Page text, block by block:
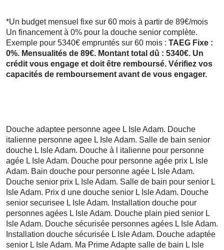
*Un budget mensuel fixe sur 60 mois à partir de 89€/mois
Un financement à 0% pour la douche senior complète.
Exemple pour 5340€ empruntés sur 60 mois : TAEG Fixe :
0%. Mensualités de 89€. Montant total dû : 5340€. Un
crédit vous engage et doit être remboursé. Vérifiez vos
capacités de remboursement avant de vous engager.
Douche adaptee personne agee L Isle Adam. Douche
italienne personne agee L Isle Adam. Salle de bain senior
douche L Isle Adam. Douche à l italienne pour personne
agée L Isle Adam. Douche pour personne agée prix L Isle
Adam. Bain douche pour personne agée L Isle Adam.
Douche senior prix L Isle Adam. Salle de bain pour senior L
Isle Adam. Prix d une douche senior L Isle Adam. Douche
senior securisee L Isle Adam. Installation douche pour
personnes agées L Isle Adam. Douche plain pied senior L
Isle Adam. Douche sécurisée personnes agées L Isle Adam.
Installation douche sécurisée L Isle Adam. Douche adaptée
senior L Isle Adam. Ma Prime Adapte salle de bain L Isle